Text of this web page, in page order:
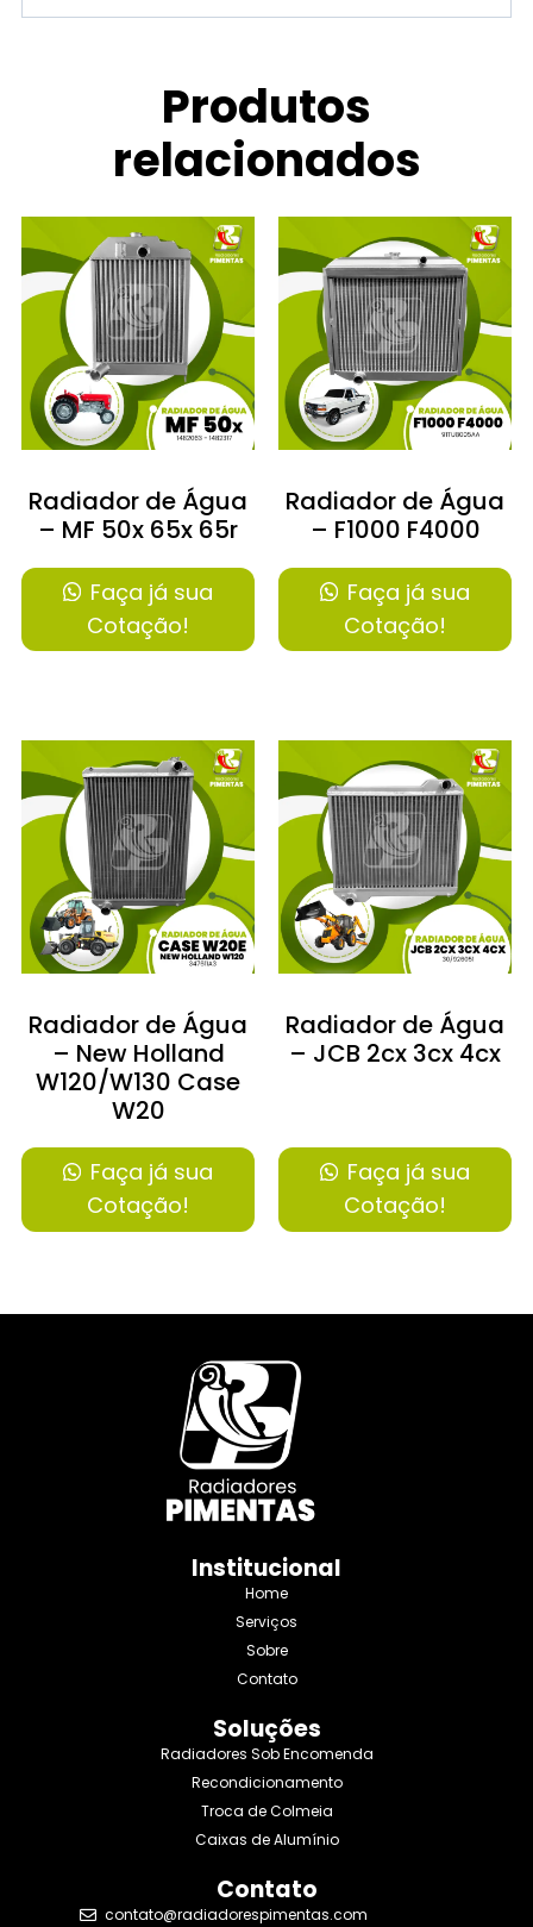
Produtos
relacionados
Radiador de Água
– MF 50x 65x 65r
Faça já sua
Cotação!
Radiador de Água
– F1000 F4000
Faça já sua
Cotação!
Radiador de Água
– New Holland
W120/W130 Case
W20
Faça já sua
Cotação!
Radiador de Água
– JCB 2cx 3cx 4cx
Faça já sua
Cotação!
Institucional
Home
Serviços
Sobre
Contato
Soluções
Radiadores Sob Encomenda
Recondicionamento
Troca de Colmeia
Caixas de Alumínio
Contato
contato@radiadorespimentas.com